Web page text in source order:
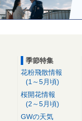
季節特集
花粉飛散情報
(1～5月頃)
桜開花情報
(2～5月頃)
GWの天気